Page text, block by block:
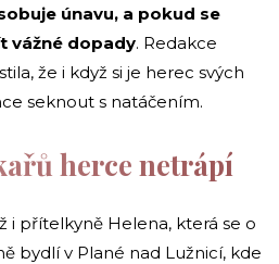
únavu, a pokud se
vážné dopady. Redakce
že i když si je herec svých
seknout s natáčením.
herce netrápí
i přítelkyně Helena, která se o
bydlí v Plané nad Lužnicí, kde